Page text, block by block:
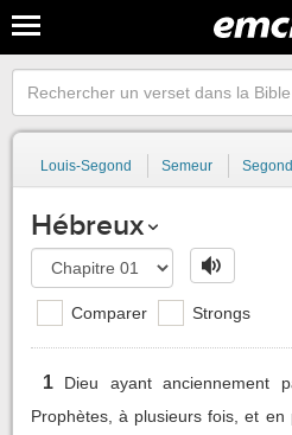
Louis-Segond Semeur
Hébreux
Comparer Strongs
1
Dieu ayant anciennement
Prophètes, à plusieurs fois, et en